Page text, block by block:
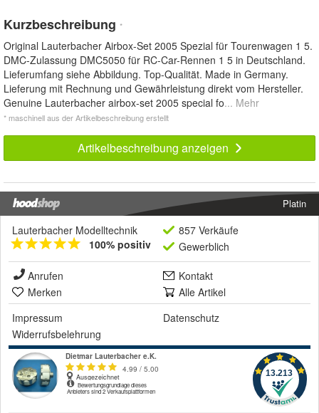
Kurzbeschreibung *
Original Lauterbacher Airbox-Set 2005 Spezial für Tourenwagen 1 5.
DMC-Zulassung DMC5050 für RC-Car-Rennen 1 5 in Deutschland.
Lieferumfang siehe Abbildung. Top-Qualität. Made in Germany.
Lieferung mit Rechnung und Gewährleistung direkt vom Hersteller.
Genuine Lauterbacher airbox-set 2005 special fo... Mehr
* maschinell aus der Artikelbeschreibung erstellt
Artikelbeschreibung anzeigen
Platin
Lauterbacher Modelltechnik
100% positiv
857 Verkäufe
Gewerblich
Anrufen
Kontakt
Merken
Alle Artikel
Impressum
Datenschutz
Widerrufsbelehrung